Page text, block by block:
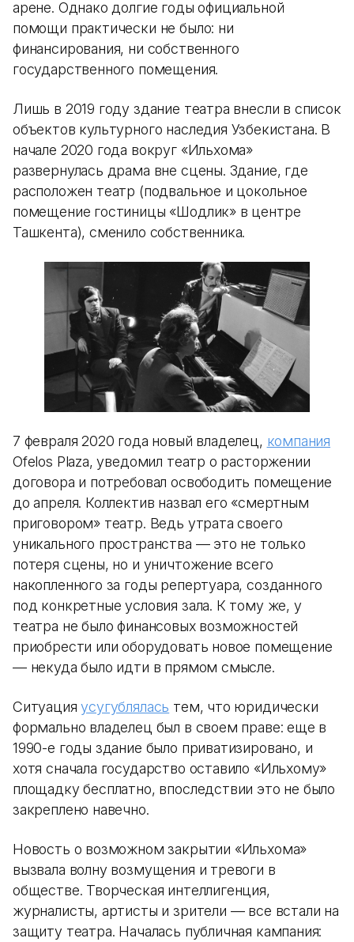
арене. Однако долгие годы официальной
помощи практически не было: ни
финансирования, ни собственного
государственного помещения.
Лишь в 2019 году здание театра внесли в список
объектов культурного наследия Узбекистана. В
начале 2020 года вокруг «Ильхома»
развернулась драма вне сцены. Здание, где
расположен театр (подвальное и цокольное
помещение гостиницы «Шодлик» в центре
Ташкента), сменило собственника.
7 февраля 2020 года новый владелец, компания
Ofelos Plaza, уведомил театр о расторжении
договора и потребовал освободить помещение
до апреля. Коллектив назвал его «смертным
приговором» театр. Ведь утрата своего
уникального пространства — это не только
потеря сцены, но и уничтожение всего
накопленного за годы репертуара, созданного
под конкретные условия зала. К тому же, у
театра не было финансовых возможностей
приобрести или оборудовать новое помещение
— некуда было идти в прямом смысле.
Ситуацияусугублялась тем, что юридически
формально владелец был в своем праве: еще в
1990-е годы здание было приватизировано, и
хотя сначала государство оставило «Ильхому»
площадку бесплатно, впоследствии это не было
закреплено навечно.
Новость о возможном закрытии «Ильхома»
вызвала волну возмущения и тревоги в
обществе. Творческая интеллигенция,
журналисты, артисты и зрители — все встали на
защиту театра. Началась публичная кампания: